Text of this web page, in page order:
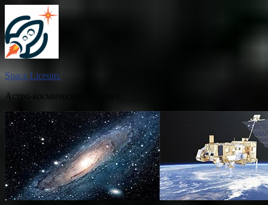
содержимому
Space Liceum.
Астро-космический журнал.